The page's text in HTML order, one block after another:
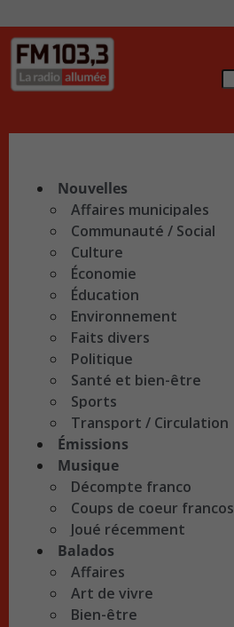
Nouvelles
Affaires municipales
Communauté / Social
Culture
Économie
Éducation
Environnement
Faits divers
Politique
Santé et bien-être
Sports
Transport / Circulation
Émissions
Musique
Décompte franco
Coups de coeur francos
Joué récemment
Balados
Affaires
Art de vivre
Bien-être